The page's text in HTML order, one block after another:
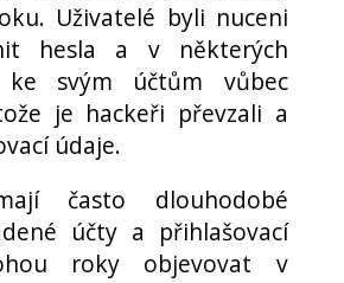
Uživatelé byli nuceni
hesla a v některých
ke svým účtům vůbec
je hackeři převzali a
údaje.
často dlouhodobé
účty a přihlašovací
roky objevovat v